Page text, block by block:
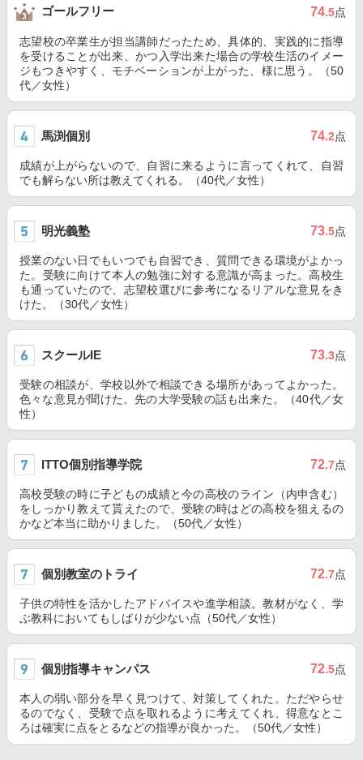
ゴールフリー 74.5点
志望校の卒業生が担当講師だったため、具体的、実践的に指導
を受けることが出来、かつ入学出来た場合の学校生活のイメー
ジもつきやすく、モチベーションが上がった、様に思う。（50
代／女性）
馬渕個別 74.2点
成績が上がらないので、自習に来るように言ってくれて、自習
でも解らない所は教えてくれる。（40代／女性）
明光義塾 73.5点
授業のない日でもいつでも自習でき、質問できる環境がよかっ
た。受験に向けて本人の勉強に対する意識が高まった。高校生
も通っていたので、志望校選びに参考になるリアルな意見をき
けた。（30代／女性）
スクールIE 73.3点
受験の相談が、学校以外で相談できる場所があってよかった。
色々な意見が聞けた。先の大学受験の話も出来た。（40代／女
性）
ITTO個別指導学院 72.7点
高校受験の時に子どもの成績と今の高校のライン（内申含む）
をしっかり教えて貰えたので、受験の時はどの高校を狙えるの
かなど本当に助かりました。（50代／女性）
個別教室のトライ 72.7点
子供の特性を活かしたアドバイスや進学相談。教材がなく、学
ぶ教科においてもしばりが少ない点（50代／女性）
個別指導キャンパス 72.5点
本人の弱い部分を早く見つけて、対策してくれた。ただやらせ
るのでなく、受験で点を取れるように考えてくれ、得意なとこ
ろは確実に点をとるなどの指導が良かった。（50代／女性）